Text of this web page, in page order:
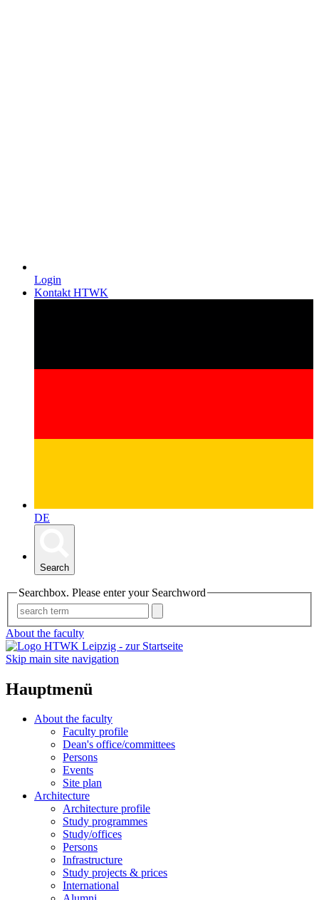
Login
Kontakt HTWK
DE
Search
Searchbox. Please enter your Searchword
About the faculty
Skip main site navigation
Hauptmenü
About the faculty
Faculty profile
Dean's office/committees
Persons
Events
Site plan
Architecture
Architecture profile
Study programmes
Study/offices
Persons
Infrastructure
Study projects & prices
International